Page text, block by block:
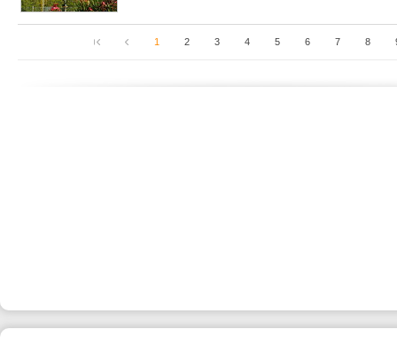
1 2 3 4 5 6 7 8